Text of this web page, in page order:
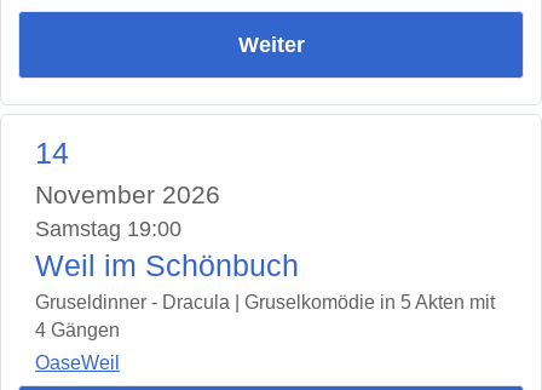
Weiter
14
November 2026
Samstag 19:00
Weil im Schönbuch
Gruseldinner - Dracula | Gruselkomödie in 5 Akten mit
4 Gängen
OaseWeil